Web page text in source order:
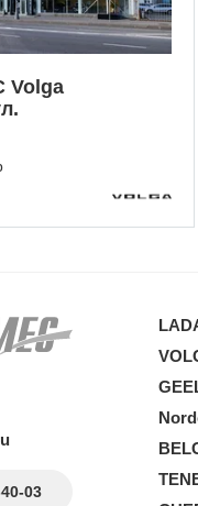
Volga
03